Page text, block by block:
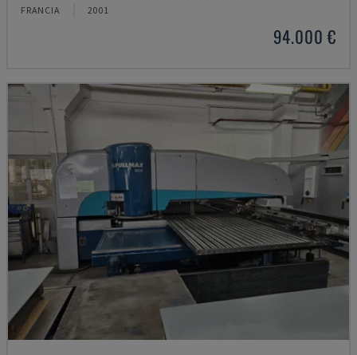
FRANCIA 2001
94.000 €